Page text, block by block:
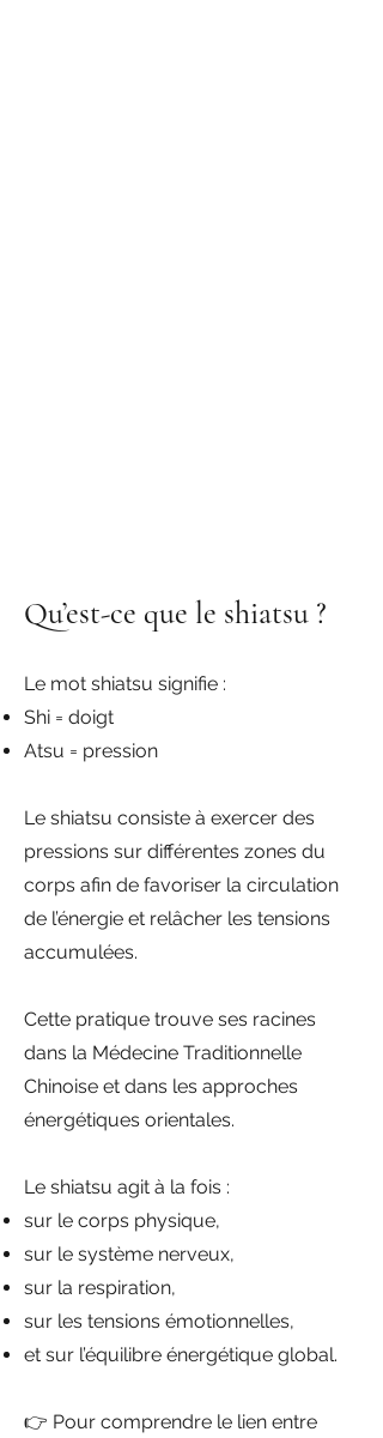
Qu’est-ce que le shiatsu ?
Le mot shiatsu signifie :
Shi = doigt
Atsu = pression
Le shiatsu consiste à exercer des
pressions sur différentes zones du
corps afin de favoriser la circulation
de l’énergie et relâcher les tensions
accumulées.
Cette pratique trouve ses racines
dans la Médecine Traditionnelle
Chinoise et dans les approches
énergétiques orientales.
Le shiatsu agit à la fois :
sur le corps physique,
sur le système nerveux,
sur la respiration,
sur les tensions émotionnelles,
et sur l’équilibre énergétique global.
👉 Pour comprendre le lien entre